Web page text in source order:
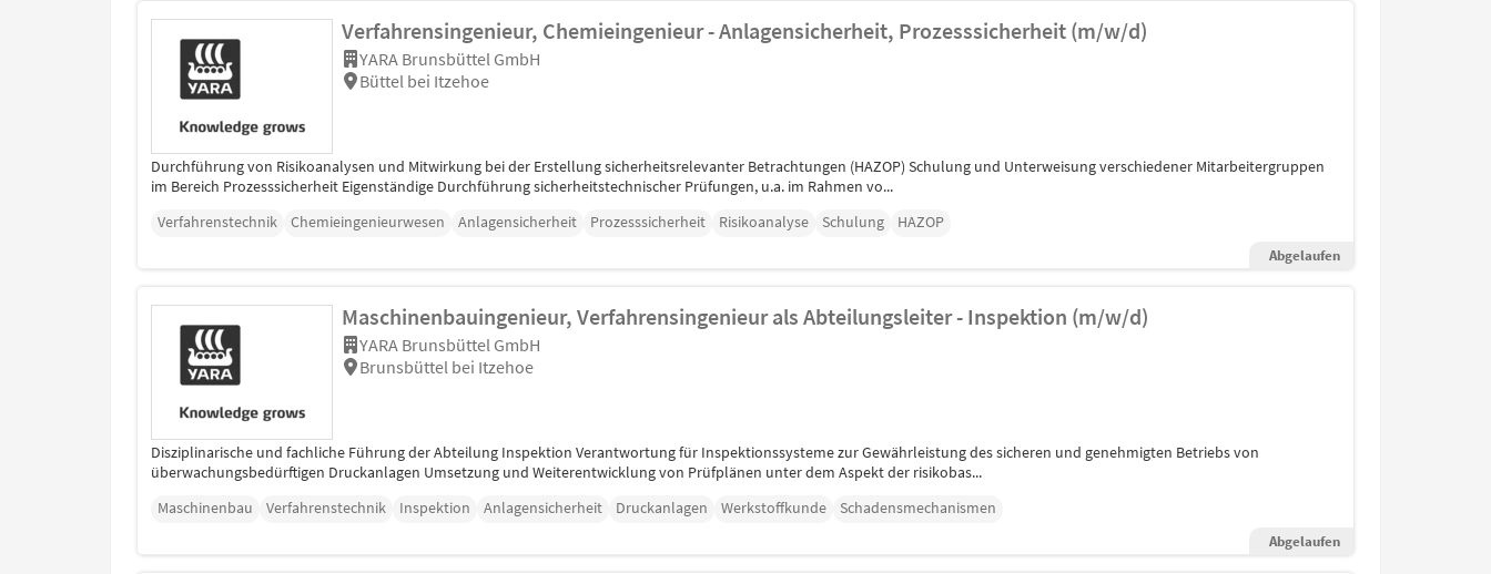
Verfahrensingenieur, Chemieingenieur - Anlagensicherheit, Prozesssicherheit (m/w/d)
YARA Brunsbüttel GmbH
Büttel bei Itzehoe
Durchführung von Risikoanalysen und Mitwirkung bei der Erstellung sicherheitsrelevanter Betrachtungen (HAZOP) Schulung und Unterweisung verschiedener Mitarbeitergruppen
im Bereich Prozesssicherheit Eigenständige Durchführung sicherheitstechnischer Prüfungen, u.a. im Rahmen vo...
Verfahrenstechnik
Chemieingenieurwesen Anlagensicherheit Prozesssicherheit Risikoanalyse Schulung HAZOP
Abgelaufen
Maschinenbauingenieur, Verfahrensingenieur als Abteilungsleiter - Inspektion (m/w/d)
YARA Brunsbüttel GmbH
Brunsbüttel bei Itzehoe
Disziplinarische und fachliche Führung der Abteilung Inspektion Verantwortung für Inspektionssysteme zur Gewährleistung des sicheren und genehmigten Betriebs von
überwachungsbedürftigen Druckanlagen Umsetzung und Weiterentwicklung von Prüfplänen unter dem Aspekt der risikobas...
Maschinenbau
Verfahrenstechnik Inspektion Anlagensicherheit Druckanlagen Werkstoffkunde Schadensmechanismen
Abgelaufen